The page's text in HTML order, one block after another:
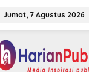
Jumat, 7 Agustus 2026